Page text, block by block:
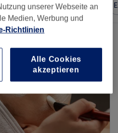
Marken Salons
in Bückeburg
unserer Webseite an
Medien, Werbung und
Richtlinien
Alle Cookies
akzeptieren